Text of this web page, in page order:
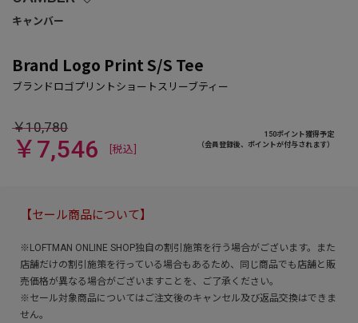
Brand Logo Print S/S Tee
￥10,780
￥7,546 [税込]
150ポイント獲得予定
（会員登録後、ポイントが付与されます）
【セール商品について】
※LOFTMAN ONLINE SHOP独自の割引施策を行う場合がございます。また
店舗だけの割引施策を行っている場合もあるため、同じ商品でも店舗と販
売価格が異なる場合がございますことを、ご了承ください。
※セール対象商品についてはご注文後のキャンセル及び返品交換はできま
せん。